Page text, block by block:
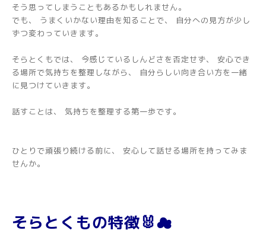
そう思ってしまうこともあるかもしれません。
でも、 うまくいかない理由を知ることで、 自分への見方が少し
ずつ変わっていきます。
そらとくもでは、 今感じているしんどさを否定せず、 安心でき
る場所で気持ちを整理しながら、 自分らしい向き合い方を一緒
に見つけていきます。
話すことは、 気持ちを整理する第一歩です。
ひとりで頑張り続ける前に、 安心して話せる場所を持ってみま
せんか。
そらとくもの特徴🐰☁